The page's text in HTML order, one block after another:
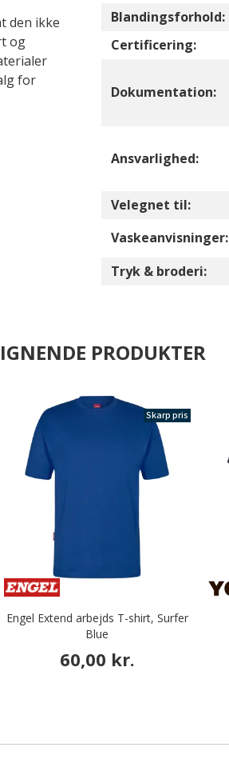
den ikke
og
for
Blandingsforhold:
Certificering:
Dokumentation:
Ansvarlighed:
Velegnet til:
Vaskeanvisninger:
Tryk & broderi:
PRODUKTER
Skarp pris
Engel Extend arbejds T-shirt, Surfer
Blue
60,00 kr.